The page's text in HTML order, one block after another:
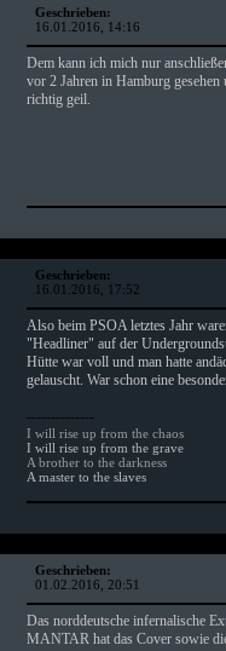
Geschrieben:
16.01.2016, 14:16
Dem kann ich mich nur
vor 2 Jahren in Hamburg gesehen
richtig geil.
Geschrieben:
16.01.2016, 17:52
Also beim PSOA letztes Jahr
"Headliner" auf der
Hütte war voll und man hatte
gelauscht. War schon eine
--------------
I will rise up from the chaos
I will rise up from the grave
A brother to the darkness
A master to the slaves
Geschrieben:
01.02.2016, 20:51
Das norddeutsche infernalische
MANTAR hat das Cover sowie